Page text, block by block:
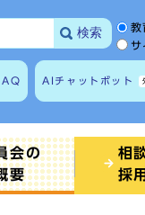
検索 サイ
教
サ
AIチャットボット
会の
要
相
採